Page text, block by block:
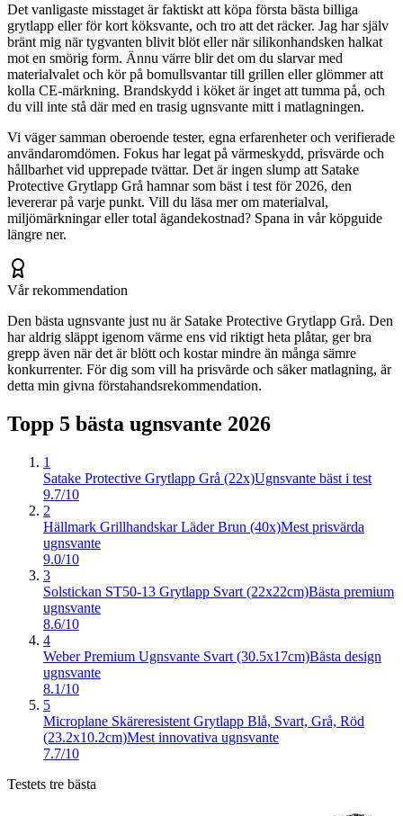
Det vanligaste misstaget är faktiskt att köpa första bästa billiga
grytlapp eller för kort köksvante, och tro att det räcker. Jag har själv
bränt mig när tygvanten blivit blöt eller när silikonhandsken halkat
mot en smörig form. Ännu värre blir det om du slarvar med
materialvalet och kör på bomullsvantar till grillen eller glömmer att
kolla CE-märkning. Brandskydd i köket är inget att tumma på, och
du vill inte stå där med en trasig ugnsvante mitt i matlagningen.
Vi väger samman oberoende tester, egna erfarenheter och verifierade
användaromdömen. Fokus har legat på värmeskydd, prisvärde och
hållbarhet vid upprepade tvättar. Det är ingen slump att Satake
Protective Grytlapp Grå hamnar som bäst i test för 2026, den
levererar på varje punkt. Vill du läsa mer om materialval,
miljömärkningar eller total ägandekostnad? Spana in vår köpguide
längre ner.
Vår rekommendation
Den bästa ugnsvante just nu är Satake Protective Grytlapp Grå. Den
har aldrig släppt igenom värme ens vid riktigt heta plåtar, ger bra
grepp även när det är blött och kostar mindre än många sämre
konkurrenter. För dig som vill ha prisvärde och säker matlagning, är
detta min givna förstahandsrekommendation.
Topp 5 bästa ugnsvante 2026
1
Satake Protective Grytlapp Grå (22x)Ugnsvante bäst i test
9.7/10
2
Hällmark Grillhandskar Läder Brun (40x)Mest prisvärda
ugnsvante
9.0/10
3
Solstickan ST50-13 Grytlapp Svart (22x22cm)Bästa premium
ugnsvante
8.6/10
4
Weber Premium Ugnsvante Svart (30.5x17cm)Bästa design
ugnsvante
8.1/10
5
Microplane Skäreresistent Grytlapp Blå, Svart, Grå, Röd
(23.2x10.2cm)Mest innovativa ugnsvante
7.7/10
Testets tre bästa